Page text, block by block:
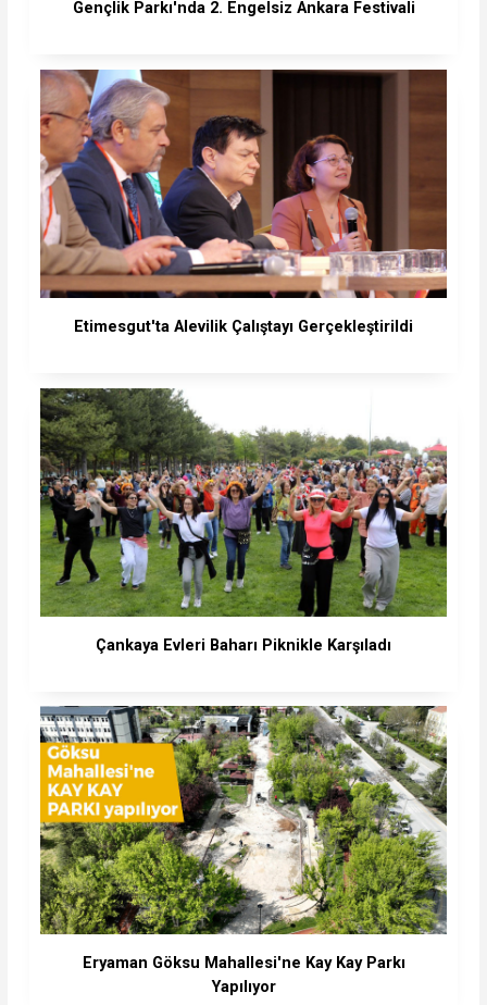
Gençlik Parkı'nda 2. Engelsiz Ankara Festivali
Etimesgut'ta Alevilik Çalıştayı Gerçekleştirildi
Çankaya Evleri Baharı Piknikle Karşıladı
Eryaman Göksu Mahallesi'ne Kay Kay Parkı
Yapılıyor